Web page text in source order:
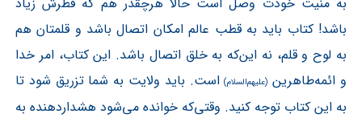
باشد! کتاب باید به قطب عالم امکان اتصال باشد و قلمتان هم
به لوح و قلم، نه این‌که به خلق اتصال باشد. این کتاب، امر خدا
و ائمه‌طاهرین (علیهم‌السلام)است. باید ولایت به شما تزریق شود تا
به این کتاب توجه کنید. وقتی‌که خوانده می‌شود هشداردهنده به